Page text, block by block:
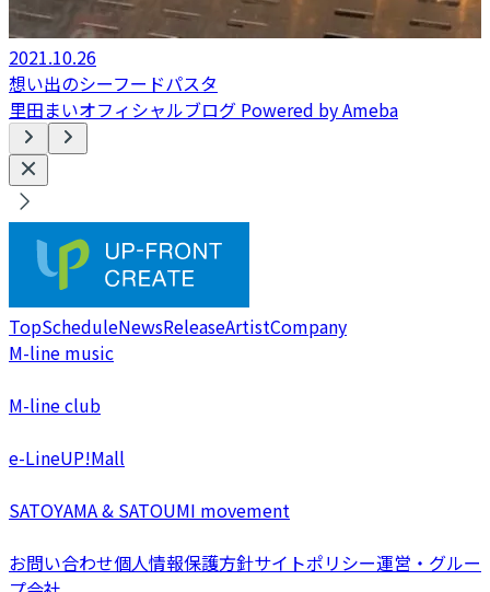
2021.10.26
想い出のシーフードパスタ
里田まいオフィシャルブログ Powered by Ameba
TopScheduleNewsReleaseArtistCompany
M-line music
M-line club
e-LineUP!Mall
SATOYAMA & SATOUMI movement
お問い合わせ個人情報保護方針サイトポリシー運営・グルー